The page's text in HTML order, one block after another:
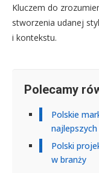
Kluczem do
stworzenia udanej
i kontekstu.
Polecamy
Polskie
Polski
w branży